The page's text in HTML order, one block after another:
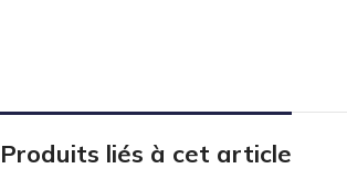
Produits liés à cet article